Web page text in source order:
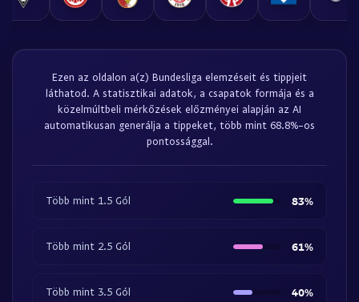
Ezen az oldalon a(z) Bundesliga elemzéseit és tippjeit
láthatod. A statisztikai adatok, a csapatok formája és a
közelmúltbeli mérkőzések előzményei alapján az AI
automatikusan generálja a tippeket, több mint 68.8%-os
pontossággal.
Több mint 1.5 Gól 83%
Több mint 2.5 Gól 61%
Több mint 3.5 Gól 40%